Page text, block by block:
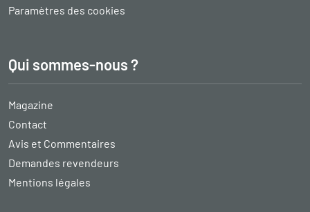
Paramètres des cookies
Qui sommes-nous ?
Magazine
Contact
Avis et Commentaires
Demandes revendeurs
Mentions légales